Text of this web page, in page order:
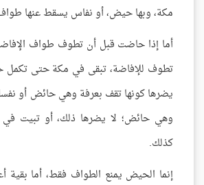
مكة، وبها حيض، أو نفاس يسقط عنها
أما إذا حاضت قبل أن تطوف طواف
تطوف للإفاضة، تبقى في مكة حتى تكمل
يضرها كونها تقف بعرفة وهي حائض أو
وهي حائض؛ لا يضرها ذلك، أو تبيت
كذلك.
إنما الحيض يمنع الطواف فقط، أما بقية